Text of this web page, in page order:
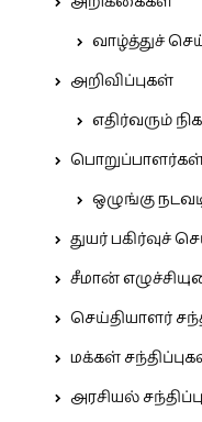
வாழ்த்துச்
அறிவிப்புகள்
எதிர்வரும்
ஒழுங்கு
துயர் பகிர்வுச்
சீமான்
செய்தியாளர்
மக்கள்
அரசியல்